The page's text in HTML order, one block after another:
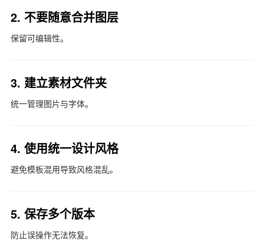
2. 不要随意合并图层
保留可编辑性。
3. 建立素材文件夹
统一管理图片与字体。
4. 使用统一设计风格
避免模板混用导致风格混乱。
5. 保存多个版本
防止误操作无法恢复。